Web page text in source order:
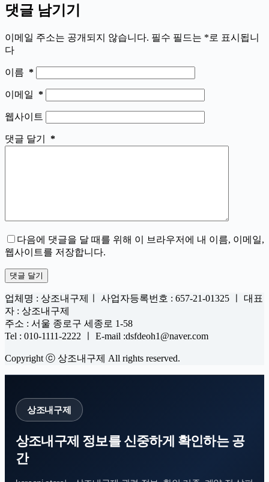
댓글 남기기
이메일 주소는 공개되지 않습니다. 필수 필드는 *로 표시됩니
다
이름 *
이메일 *
웹사이트
댓글 달기 *
다음에 댓글을 달 때를 위해 이 브라우저에 내 이름, 이메일,
웹사이트를 저장합니다.
댓글 달기
업체명 : 상조내구제ㅣ 사업자등록번호 : 657-21-01325 ㅣ 대표
자 : 상조내구제
주소 : 서울 종로구 세종로 1-58
Tel : 010-1111-2222 ㅣ E-mail :dsfdeoh1@naver.com
Copyright ⓒ 상조내구제 All rights reserved.
상조내구제
상조내구제 정보를 신중하게 확인하는 공
간